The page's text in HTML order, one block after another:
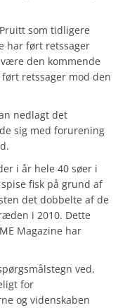
som tidligere
har ført retssager
være den kommende
retssager mod den
nedlagt det
sig med forurening
i år hele 40 søer i
fisk på grund af
det dobbelte af de
i 2010. Dette
Magazine har
ved,
for
og videnskaben